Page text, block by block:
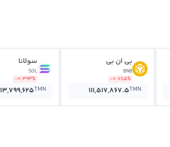
بی ان بی
BNB
-0.785%
111,517,867.5TMN
سولانا
SOL
-0.393%
13,799,625TMN